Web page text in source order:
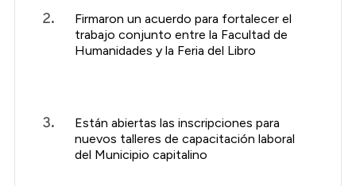
Firmaron un acuerdo para fortalecer el
trabajo conjunto entre la Facultad de
Humanidades y la Feria del Libro
Están abiertas las inscripciones para
nuevos talleres de capacitación laboral
del Municipio capitalino